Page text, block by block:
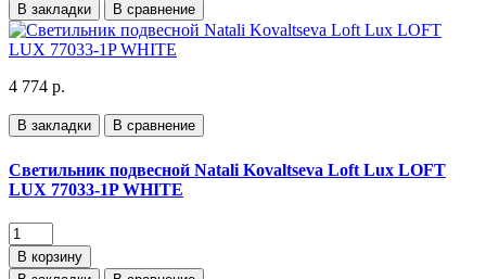
В закладки
В сравнение
4 774 р.
В закладки В сравнение
Светильник подвесной Natali Kovaltseva Loft Lux LOFT
LUX 77033-1P WHITE
В корзину